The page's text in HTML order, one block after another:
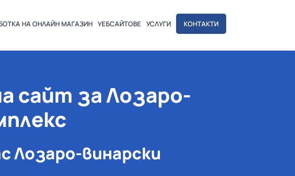
НА ОНЛАЙН МАГАЗИН УЕБСАЙТОВЕ УСЛУГИ КОНТАКТИ
сайт за Лозаро-
Лозаро-винарски